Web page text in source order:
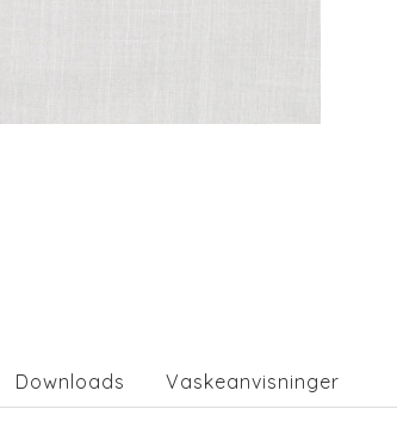
Downloads Vaskeanvisninger